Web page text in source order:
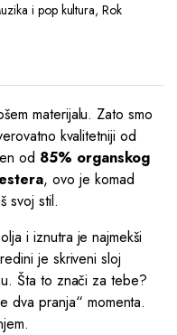
i pop kultura,Rok
materijalu. Zato smo
kvalitetniji od
od 85% organskog
, ovo je komad
svoj stil.
i iznutra je najmekši
je skriveni sloj
Šta to znači za tebe?
dva pranja“ momenta.